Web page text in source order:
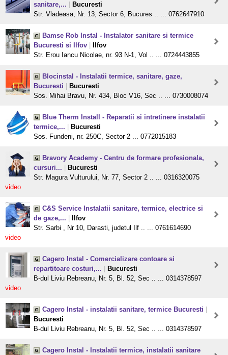
sanitare,...
Bucuresti
Str. Vladeasa, Nr. 13, Sector 6, Bucures .. ... 0762647910
Bamse Rob Instal - Instalator sanitare si termice
Bucuresti si Ilfov
Ilfov
Str. Erou Iancu Nicolae, nr. 93 N-1, Vol .. ... 0724443855
Blocinstal - Instalatii termice, sanitare, gaze,
Bucuresti
Bucuresti
Sos. Mihai Bravu, Nr. 434, Bloc V16, Sec .. ... 0730008074
Blue Therm Install - Reparatii si intretinere instalatii
termice,...
Bucuresti
Sos. Fundeni, nr. 250C, Sector 2 ... 0772015183
Bravory Academy - Centru de formare profesionala,
cursuri...
Bucuresti
Str. Magura Vulturului, Nr. 77, Sector 2 .. ... 0316320075
video
C&S Service Instalatii sanitare, termice, electrice si
de gaze,...
Ilfov
Str. Sarbi , Nr 10, Darasti, judetul Ilf .. ... 0761614690
video
Cagero Instal - Comercializare contoare si
repartitoare costuri,...
Bucuresti
B-dul Liviu Rebreanu, Nr. 5, Bl. 52, Sec .. ... 0314378597
video
Cagero Instal - instalatii sanitare, termice Bucuresti
Bucuresti
B-dul Liviu Rebreanu, Nr. 5, Bl. 52, Sec .. ... 0314378597
Cagero Instal - Instalatii termice, instalatii sanitare